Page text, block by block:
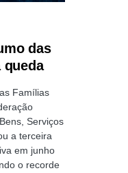
das
Famílias
Serviços
a terceira
em junho
o recorde